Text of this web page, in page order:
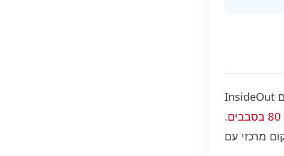
אחד הקשיים בארגון גיבוש צוות ברעננה הוא הלוגיסטיקה עבור מספר רב של משתתפים. מתחם InsideOut
.
מרכזי עם